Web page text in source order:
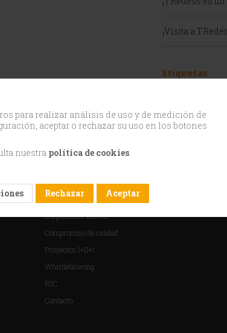
¡Visita a
Etiquetas
bca
DAB
event
NOSOTROS
Sobre TRedess
Corporación Televés
Compromiso de calidad
Proyectos I+D+i
Whistleblowing
RSC
Contacto
para realizar análisis de uso y de medición de
aceptar o rechazar su uso en los botones
nuestra política de cookies.
Rechazar Aceptar